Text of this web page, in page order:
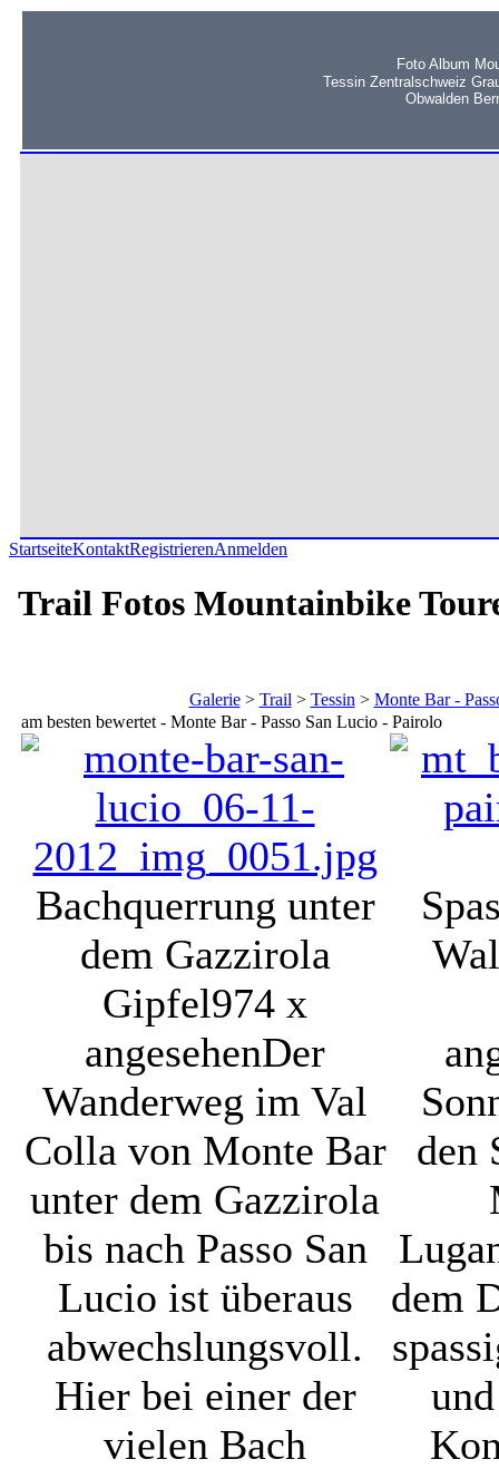
Foto Album
Tessin Zentralschweiz
Obwalden
StartseiteKontaktRegistrierenAnmelden
Trail Fotos Mountainbike
Galerie> Trail > Tessin > Monte Bar -
am besten bewertet - Monte Bar - Passo San Lucio - Pairolo
Bachquerrung unter
dem Gazzirola
Gipfel974 x
angesehenDer
Wanderweg im Val
Colla von Monte Bar
unter dem Gazzirola
bis nach Passo San
Lucio ist überaus
abwechslungsvoll.
Hier bei einer der
vielen Bach
den
dem